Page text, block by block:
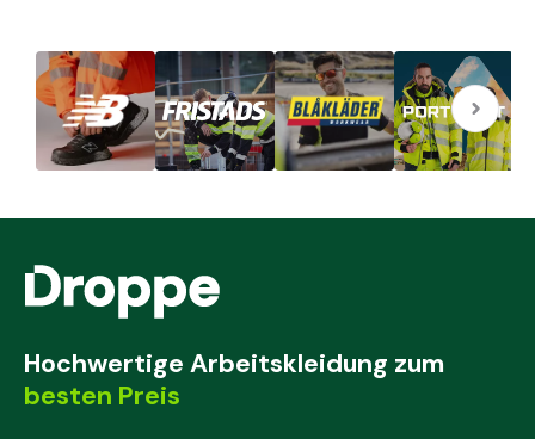
Hochwertige Arbeitskleidung zum
besten Preis